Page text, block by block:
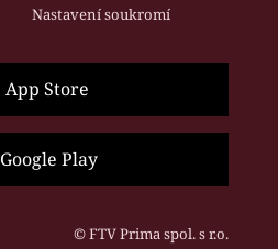
Nastavení soukromí
App Store
Google Play
© FTV Prima spol. s r.o.